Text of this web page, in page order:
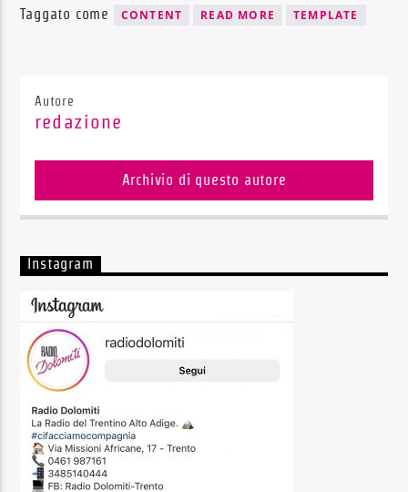
Taggato come CONTENT READ MORE TEMPLATE
Autore
redazione
Archivio di questo autore
Instagram